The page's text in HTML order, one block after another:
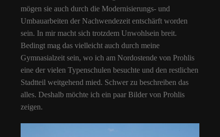
mögen sie auch durch die Modernisierungs- und
Umbauarbeiten der Nachwendezeit entschärft worden
sein. In mir macht sich trotzdem Unwohlsein breit.
Bedingt mag das vielleicht auch durch meine
Gymnasialzeit sein, wo ich am Nordostende von Prohlis
eine der vielen Typenschulen besuchte und den restlichen
Stadtteil weitgehend mied. Schwer zu beschreiben das
alles. Deshalb möchte ich ein paar Bilder von Prohlis
zeigen.